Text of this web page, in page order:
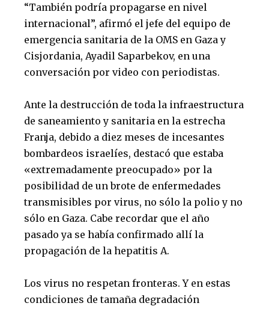
“También podría propagarse en nivel
internacional”, afirmó el jefe del equipo de
emergencia sanitaria de la OMS en Gaza y
Cisjordania, Ayadil Saparbekov, en una
conversación por video con periodistas.
Ante la destrucción de toda la infraestructura
de saneamiento y sanitaria en la estrecha
Franja, debido a diez meses de incesantes
bombardeos israelíes, destacó que estaba
«extremadamente preocupado» por la
posibilidad de un brote de enfermedades
transmisibles por virus, no sólo la polio y no
sólo en Gaza. Cabe recordar que el año
pasado ya se había confirmado allí la
propagación de la hepatitis A.
Los virus no respetan fronteras. Y en estas
condiciones de tamaña degradación